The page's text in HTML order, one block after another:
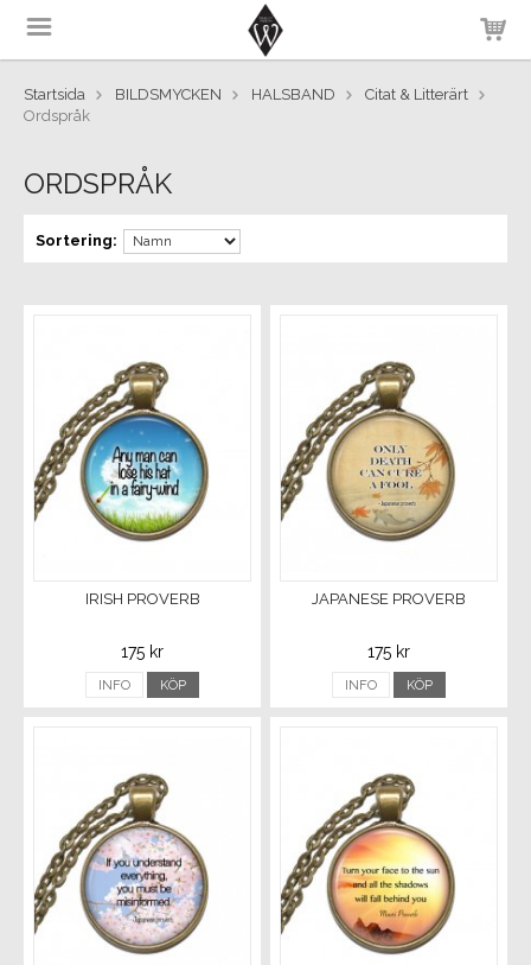
Startsida BILDSMYCKEN HALSBAND
Citat & Litterärt
Ordspråk
ORDSPRÅK
Sortering:
IRISH PROVERB
175 kr
INFO KÖP
JAPANESE PROVERB
175 kr
INFO KÖP